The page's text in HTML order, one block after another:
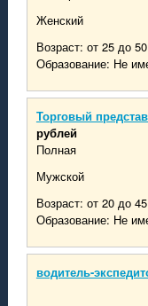
Женский
Возраст: от 25 до
Образование: Не
Торговый
рублей
Полная
Мужской
Возраст: от 20 до
Образование: Не
водитель-